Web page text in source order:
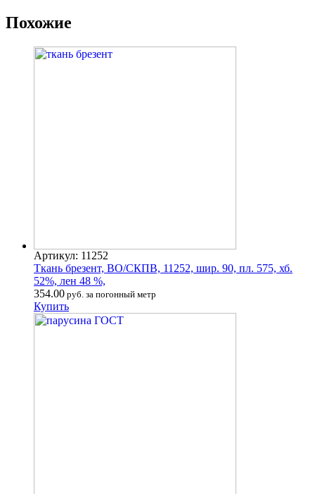
Похожие
Артикул: 11252
Ткань брезент, ВО/СКПВ, 11252, шир. 90, пл. 575, хб.
52%, лен 48 %,
354.00 руб. за погонный метр
Купить